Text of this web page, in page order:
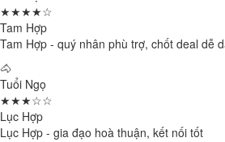
★★★★☆
Tam Hợp
Tam Hợp - quý nhân phù trợ, chốt deal dễ
🐴
Tuổi Ngọ
★★★☆☆
Lục Hợp
Lục Hợp - gia đạo hoà thuận, kết nối tốt